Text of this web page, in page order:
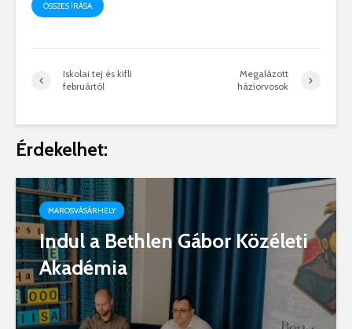
ÖSSZES ÍRÁSA
Iskolai tej és kifli
februártól
Megalázott
háziorvosok
Érdekelhet:
MAROSVÁSÁRHELY
Indul a Bethlen Gábor Közéleti
Akadémia